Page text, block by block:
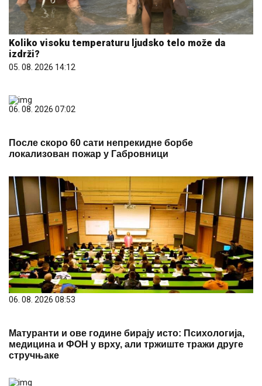
Koliko visoku temperaturu ljudsko telo može da
izdrži?
05. 08. 2026 14:12
06. 08. 2026 07:02
После скоро 60 сати непрекидне борбе
локализован пожар у Габровници
06. 08. 2026 08:53
Матуранти и ове године бирају исто: Психологија,
медицина и ФОН у врху, али тржиште тражи друге
стручњаке